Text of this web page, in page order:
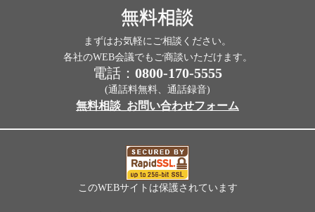
無料相談
まずはお気軽にご相談ください。
各社のWEB会議でもご商談いただけます。
電話： 0800-170-5555
(通話料無料、通話録音)
無料相談_お問い合わせフォーム
このWEBサイトは保護されています